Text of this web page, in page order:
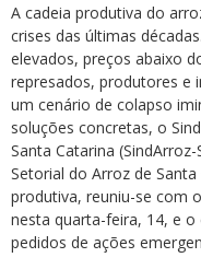
A cadeia produtiva do
crises das últimas
elevados, preços abaixo
represados, produtores e
um cenário de colapso
soluções concretas, o
Santa Catarina
Setorial do Arroz de
produtiva, reuniu-se com
nesta quarta-feira, 14, e
pedidos de ações